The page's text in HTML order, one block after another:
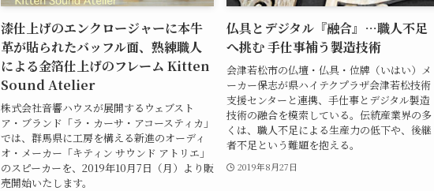
漆仕上げのエンクロージャーに本牛
革が貼られたバッフル面、熟練職人
による金箔仕上げのフレーム Kitten
Sound Atelier
株式会社音響ハウスが展開するウェブスト
ア・ブランド「ラ・カーサ・アコースティカ」
では、群馬県に工房を構える新進のオーディ
オ・メーカー「キティン サウンド アトリエ」
のスピーカーを、2019年10月7日（月）より販
売開始いたします。
仏具とデジタル『融合』…職人不足
へ挑む 手仕事補う製造技術
会津若松市の仏壇・仏具・位牌（いはい）メ
ーカー保志が県ハイテクプラザ会津若松技術
支援センターと連携、手仕事とデジタル製造
技術の融合を模索している。伝統産業界の多
くは、職人不足による生産力の低下や、後継
者不足という難題を抱える。
2019年8月27日